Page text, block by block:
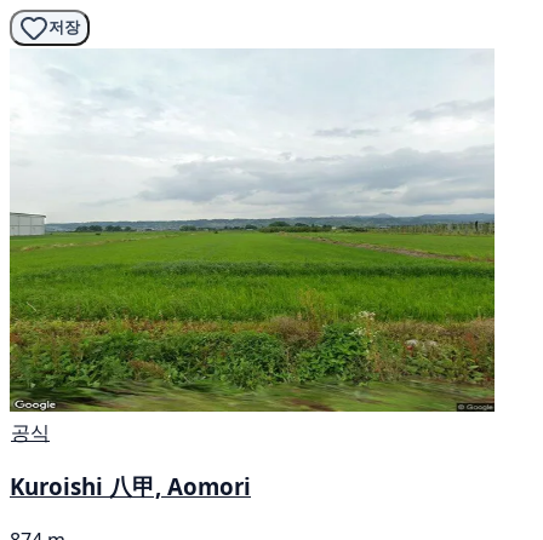
저장
공식
Kuroishi 八甲, Aomori